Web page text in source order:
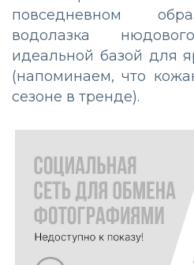
повседневном
водолазка
идеальной базой для
(напоминаем, что
сезоне в тренде).